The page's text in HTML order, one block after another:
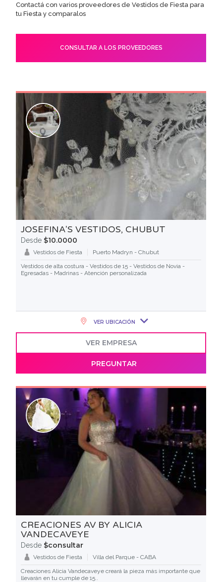
Contactá con varios proveedores de Vestidos de Fiesta para
tu Fiesta y comparalos
CONSULTAR A LOS PROVEEDORES
JOSEFINA'S VESTIDOS, CHUBUT
Desde $10.0000
Vestidos de Fiesta
Puerto Madryn - Chubut
Vestidos de alta costura - Vestidos de 15 - Vestidos de Novia -
Egresadas - Madrinas - Atención personalizada
VER UBICACIÓN
VER EMPRESA
PREGUNTAR
CREACIONES AV BY ALICIA
VANDECAVEYE
Desde $consultar
Vestidos de Fiesta
Villa del Parque - CABA
Creaciones Alicia Vandecaveye creará la pieza más importante que
llevarán en tu cumple de 15..